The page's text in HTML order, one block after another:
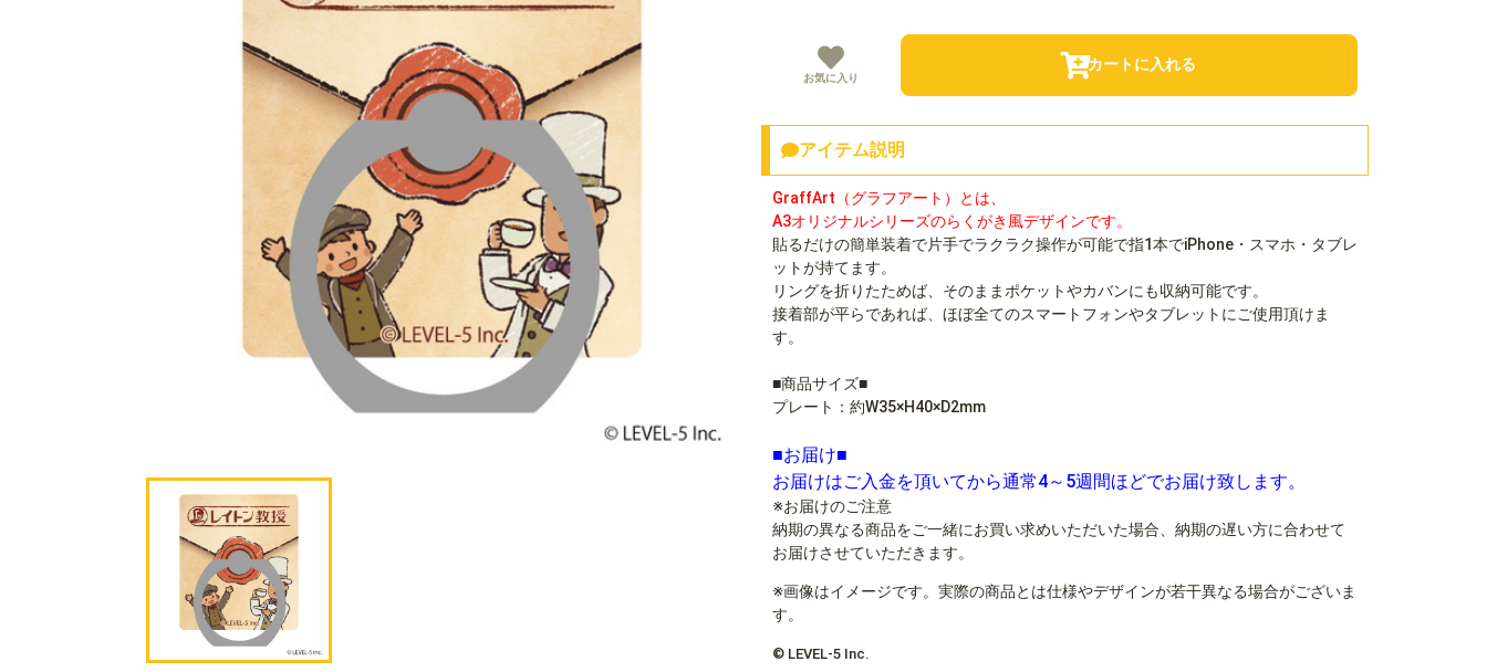
お気に入り
カートに入れる
アイテム説明
GraffArt（グラフアート）とは、
A3オリジナルシリーズのらくがき風デザインです。
貼るだけの簡単装着で片手でラクラク操作が可能で指1本でiPhone・スマホ・タブレ
ットが持てます。
リングを折りたためば、そのままポケットやカバンにも収納可能です。
接着部が平らであれば、ほぼ全てのスマートフォンやタブレットにご使用頂けま
す。
■商品サイズ■
プレート：約W35×H40×D2mm
■お届け■
お届けはご入金を頂いてから通常4～5週間ほどでお届け致します。
※お届けのご注意
納期の異なる商品をご一緒にお買い求めいただいた場合、納期の遅い方に合わせて
お届けさせていただきます。
※画像はイメージです。実際の商品とは仕様やデザインが若干異なる場合がございま
す。
© LEVEL-5 Inc.